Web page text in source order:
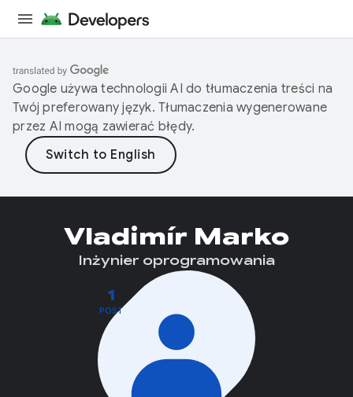
Google używa technologii AI do tłumaczenia treści na
Twój preferowany język. Tłumaczenia wygenerowane
przez AI mogą zawierać błędy.
1
POST
Vladimír Marko
Inżynier oprogramowania